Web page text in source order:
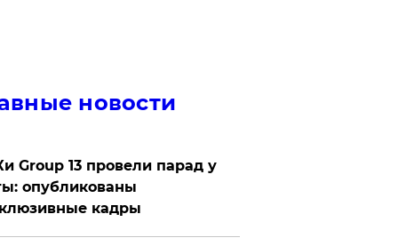
новости
Group 13 провели парад у
опубликованы
кадры